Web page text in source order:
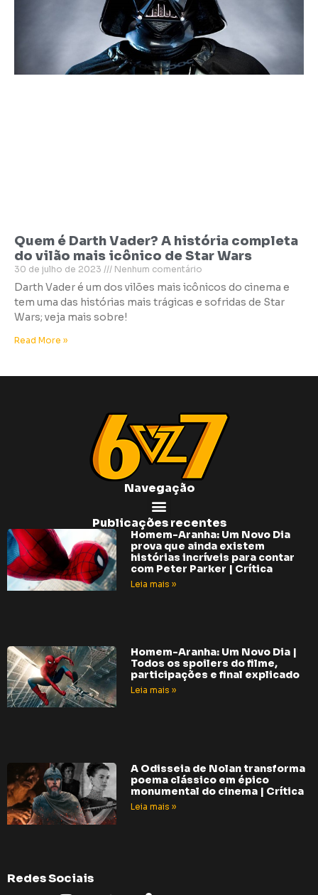
Quem é Darth Vader? A história completa
do vilão mais icônico de Star Wars
30 de julho de 2023 Nenhum comentário
Darth Vader é um dos vilões mais icônicos do cinema e
tem uma das histórias mais trágicas e sofridas de Star
Wars; veja mais sobre!
Read More »
Navegação
Publicações recentes
Homem-Aranha: Um Novo Dia
prova que ainda existem
histórias incríveis para contar
com Peter Parker | Crítica
Leia mais »
Homem-Aranha: Um Novo Dia |
Todos os spoilers do filme,
participações e final explicado
Leia mais »
A Odisseia de Nolan transforma
poema clássico em épico
monumental do cinema | Crítica
Leia mais »
Redes Sociais